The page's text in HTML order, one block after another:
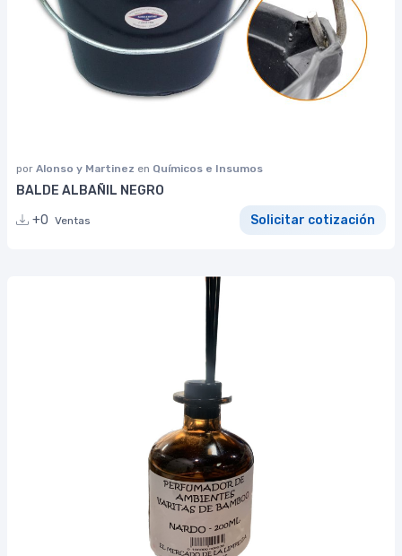
por Alonso y Martinez en Químicos e Insumos
BALDE ALBAÑIL NEGRO
+0 Ventas Solicitar cotización